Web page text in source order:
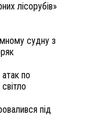
лісорубів»
судну з
по
під